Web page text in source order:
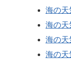
海の天
海の天
海の天
海の天